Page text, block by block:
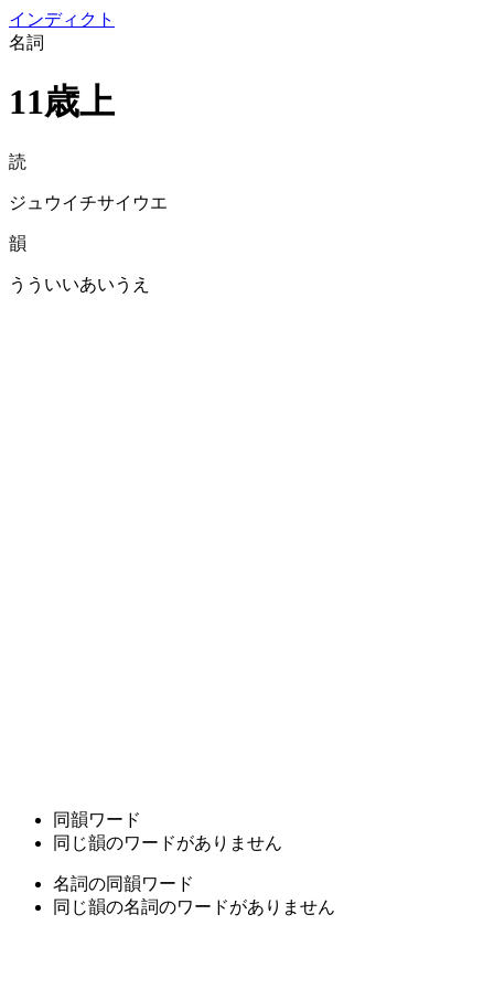
インディクト
名詞
11歳上
読
ジュウイチサイウエ
韻
うういいあいうえ
同韻ワード
同じ韻のワードがありません
名詞の同韻ワード
同じ韻の名詞のワードがありません